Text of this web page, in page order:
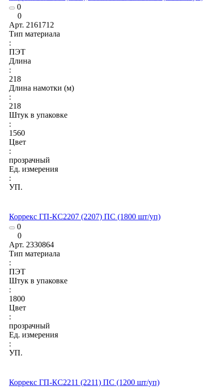
0
0
Арт. 2161712
Тип материала
:
ПЭТ
Длина
:
218
Длина намотки (м)
:
218
Штук в упаковке
:
1560
Цвет
:
прозрачный
Ед. измерения
:
УП.
Коррекс ГП-КС2207 (2207) ПС (1800 шт/уп)
0
0
Арт. 2330864
Тип материала
:
ПЭТ
Штук в упаковке
:
1800
Цвет
:
прозрачный
Ед. измерения
:
УП.
Коррекс ГП-КС2211 (2211) ПС (1200 шт/уп)